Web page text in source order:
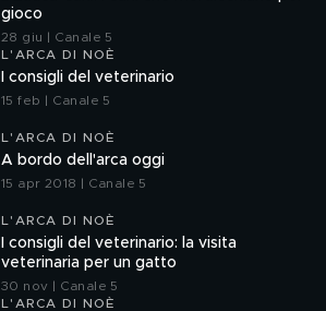
gioco
28 giu | Canale 5
L'ARCA DI NOÈ
I consigli del veterinario
15 feb | Canale 5
L'ARCA DI NOÈ
A bordo dell'arca oggi
15 apr 2018 | Canale 5
L'ARCA DI NOÈ
I consigli del veterinario: la visita
veterinaria per un gatto
30 nov | Canale 5
L'ARCA DI NOÈ